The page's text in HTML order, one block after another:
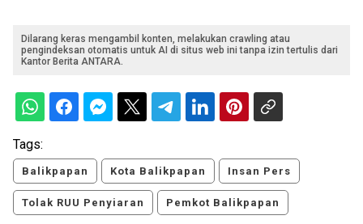
Dilarang keras mengambil konten, melakukan crawling atau
pengindeksan otomatis untuk AI di situs web ini tanpa izin tertulis dari
Kantor Berita ANTARA.
Tags:
Balikpapan Kota Balikpapan Insan Pers
Tolak RUU Penyiaran Pemkot Balikpapan